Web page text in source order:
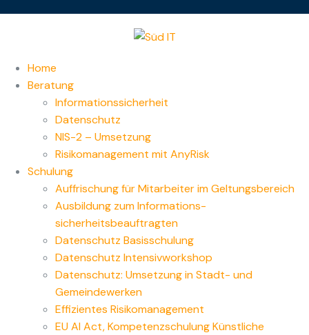
Home
Beratung
Informationssicherheit
Datenschutz
NIS-2 – Umsetzung
Risikomanagement mit AnyRisk
Schulung
Auffrischung für Mitarbeiter im Geltungsbereich
Ausbildung zum Informations­
sicherheitsbeauftragten
Datenschutz Basisschulung
Datenschutz Intensivworkshop
Datenschutz: Umsetzung in Stadt- und
Gemeindewerken
Effizientes Risikomanagement
EU AI Act, Kompetenzschulung Künstliche